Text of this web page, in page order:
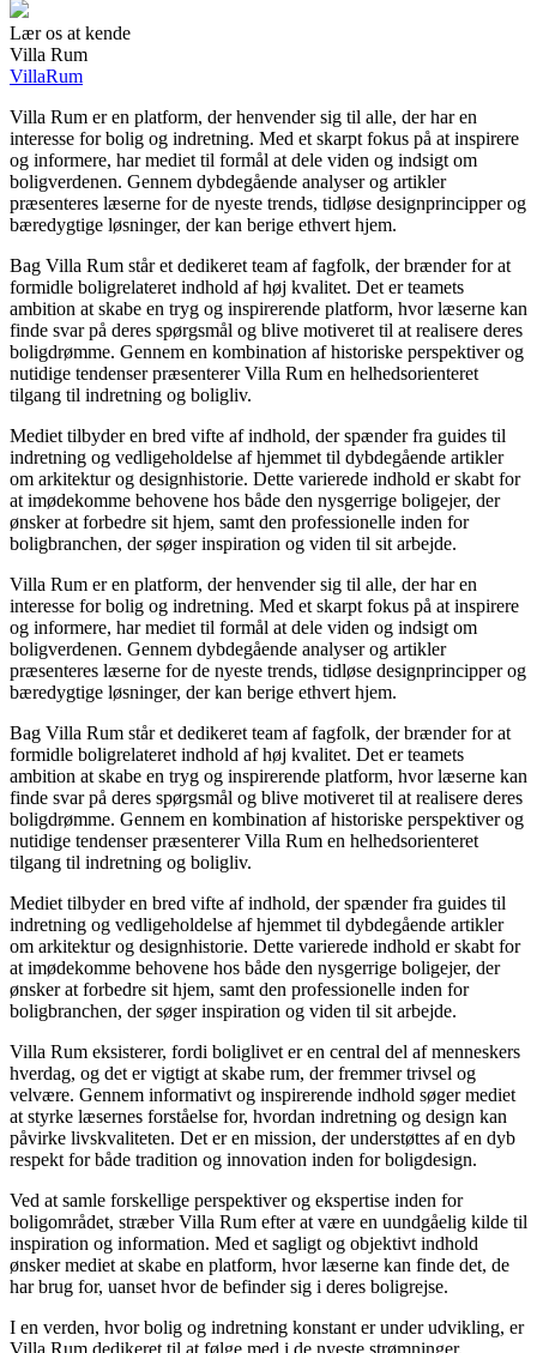
Lær os at kende
Villa Rum
VillaRum
Villa Rum er en platform, der henvender sig til alle, der har en
interesse for bolig og indretning. Med et skarpt fokus på at inspirere
og informere, har mediet til formål at dele viden og indsigt om
boligverdenen. Gennem dybdegående analyser og artikler
præsenteres læserne for de nyeste trends, tidløse designprincipper og
bæredygtige løsninger, der kan berige ethvert hjem.
Bag Villa Rum står et dedikeret team af fagfolk, der brænder for at
formidle boligrelateret indhold af høj kvalitet. Det er teamets
ambition at skabe en tryg og inspirerende platform, hvor læserne kan
finde svar på deres spørgsmål og blive motiveret til at realisere deres
boligdrømme. Gennem en kombination af historiske perspektiver og
nutidige tendenser præsenterer Villa Rum en helhedsorienteret
tilgang til indretning og boligliv.
Mediet tilbyder en bred vifte af indhold, der spænder fra guides til
indretning og vedligeholdelse af hjemmet til dybdegående artikler
om arkitektur og designhistorie. Dette varierede indhold er skabt for
at imødekomme behovene hos både den nysgerrige boligejer, der
ønsker at forbedre sit hjem, samt den professionelle inden for
boligbranchen, der søger inspiration og viden til sit arbejde.
Villa Rum er en platform, der henvender sig til alle, der har en
interesse for bolig og indretning. Med et skarpt fokus på at inspirere
og informere, har mediet til formål at dele viden og indsigt om
boligverdenen. Gennem dybdegående analyser og artikler
præsenteres læserne for de nyeste trends, tidløse designprincipper og
bæredygtige løsninger, der kan berige ethvert hjem.
Bag Villa Rum står et dedikeret team af fagfolk, der brænder for at
formidle boligrelateret indhold af høj kvalitet. Det er teamets
ambition at skabe en tryg og inspirerende platform, hvor læserne kan
finde svar på deres spørgsmål og blive motiveret til at realisere deres
boligdrømme. Gennem en kombination af historiske perspektiver og
nutidige tendenser præsenterer Villa Rum en helhedsorienteret
tilgang til indretning og boligliv.
Mediet tilbyder en bred vifte af indhold, der spænder fra guides til
indretning og vedligeholdelse af hjemmet til dybdegående artikler
om arkitektur og designhistorie. Dette varierede indhold er skabt for
at imødekomme behovene hos både den nysgerrige boligejer, der
ønsker at forbedre sit hjem, samt den professionelle inden for
boligbranchen, der søger inspiration og viden til sit arbejde.
Villa Rum eksisterer, fordi boliglivet er en central del af menneskers
hverdag, og det er vigtigt at skabe rum, der fremmer trivsel og
velvære. Gennem informativt og inspirerende indhold søger mediet
at styrke læsernes forståelse for, hvordan indretning og design kan
påvirke livskvaliteten. Det er en mission, der understøttes af en dyb
respekt for både tradition og innovation inden for boligdesign.
Ved at samle forskellige perspektiver og ekspertise inden for
boligområdet, stræber Villa Rum efter at være en uundgåelig kilde til
inspiration og information. Med et sagligt og objektivt indhold
ønsker mediet at skabe en platform, hvor læserne kan finde det, de
har brug for, uanset hvor de befinder sig i deres boligrejse.
I en verden, hvor bolig og indretning konstant er under udvikling, er